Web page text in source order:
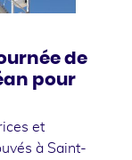
de
pour
et
à Saint-